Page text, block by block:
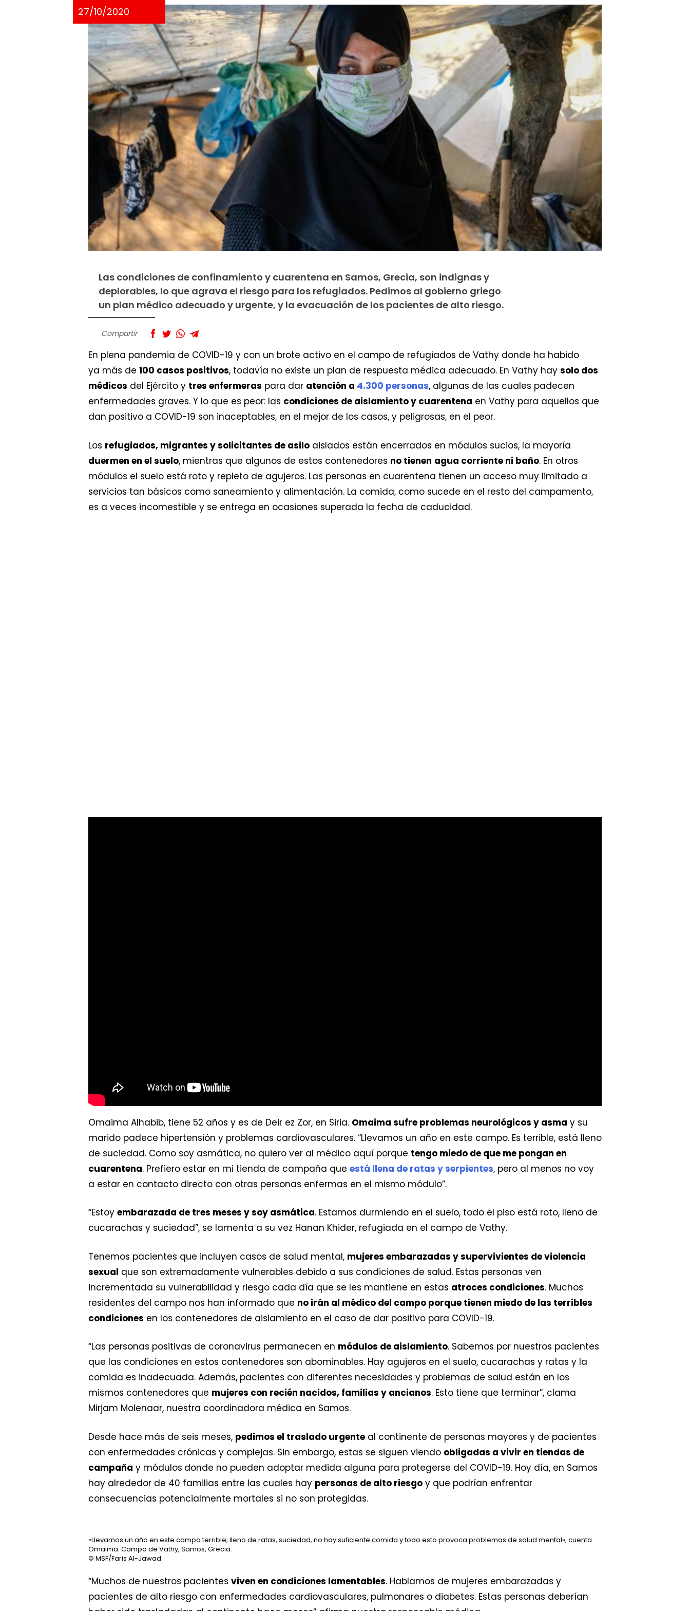
27/10/2020
Las condiciones de confinamiento y cuarentena en Samos, Grecia, son indignas y
deplorables, lo que agrava el riesgo para los refugiados. Pedimos al gobierno griego
un plan médico adecuado y urgente, y la evacuación de los pacientes de alto riesgo.
Compartir
En plena pandemia de COVID-19 y con un brote activo en el campo de refugiados de Vathy donde ha habido
ya más de 100 casos positivos, todavía no existe un plan de respuesta médica adecuado. En Vathy hay solo dos
médicos del Ejército y tres enfermeras para dar atención a 4.300 personas, algunas de las cuales padecen
enfermedades graves. Y lo que es peor: las condiciones de aislamiento y cuarentena en Vathy para aquellos que
dan positivo a COVID-19 son inaceptables, en el mejor de los casos, y peligrosas, en el peor.
Los refugiados, migrantes y solicitantes de asilo aislados están encerrados en módulos sucios, la mayoría
duermen en el suelo, mientras que algunos de estos contenedores no tienen agua corriente ni baño. En otros
módulos el suelo está roto y repleto de agujeros. Las personas en cuarentena tienen un acceso muy limitado a
servicios tan básicos como saneamiento y alimentación. La comida, como sucede en el resto del campamento,
es a veces incomestible y se entrega en ocasiones superada la fecha de caducidad.
Omaima Alhabib, tiene 52 años y es de Deir ez Zor, en Siria. Omaima sufre problemas neurológicos y asma y su
marido padece hipertensión y problemas cardiovasculares. “Llevamos un año en este campo. Es terrible, está lleno
de suciedad. Como soy asmática, no quiero ver al médico aquí porque tengo miedo de que me pongan en
cuarentena. Prefiero estar en mi tienda de campaña que está llena de ratas y serpientes, pero al menos no voy
a estar en contacto directo con otras personas enfermas en el mismo módulo”.
“Estoy embarazada de tres meses y soy asmática. Estamos durmiendo en el suelo, todo el piso está roto, lleno de
cucarachas y suciedad”, se lamenta a su vez Hanan Khider, refugiada en el campo de Vathy.
Tenemos pacientes que incluyen casos de salud mental, mujeres embarazadas y supervivientes de violencia
sexual que son extremadamente vulnerables debido a sus condiciones de salud. Estas personas ven
incrementada su vulnerabilidad y riesgo cada día que se les mantiene en estas atroces condiciones. Muchos
residentes del campo nos han informado que no irán al médico del campo porque tienen miedo de las terribles
condiciones en los contenedores de aislamiento en el caso de dar positivo para COVID-19.
“Las personas positivas de coronavirus permanecen en módulos de aislamiento. Sabemos por nuestros pacientes
que las condiciones en estos contenedores son abominables. Hay agujeros en el suelo, cucarachas y ratas y la
comida es inadecuada. Además, pacientes con diferentes necesidades y problemas de salud están en los
mismos contenedores que mujeres con recién nacidos, familias y ancianos. Esto tiene que terminar”, clama
Mirjam Molenaar, nuestra coordinadora médica en Samos.
Desde hace más de seis meses, pedimos el traslado urgente al continente de personas mayores y de pacientes
con enfermedades crónicas y complejas. Sin embargo, estas se siguen viendo obligadas a vivir en tiendas de
campaña y módulos donde no pueden adoptar medida alguna para protegerse del COVID-19. Hoy día, en Samos
hay alrededor de 40 familias entre las cuales hay personas de alto riesgo y que podrían enfrentar
consecuencias potencialmente mortales si no son protegidas.
«Llevamos un año en este campo terrible; lleno de ratas, suciedad, no hay suficiente comida y todo esto provoca problemas de salud mental», cuenta
Omaima. Campo de Vathy, Samos, Grecia.
© MSF/Faris Al-Jawad
“Muchos de nuestros pacientes viven en condiciones lamentables. Hablamos de mujeres embarazadas y
pacientes de alto riesgo con enfermedades cardiovasculares, pulmonares o diabetes. Estas personas deberían